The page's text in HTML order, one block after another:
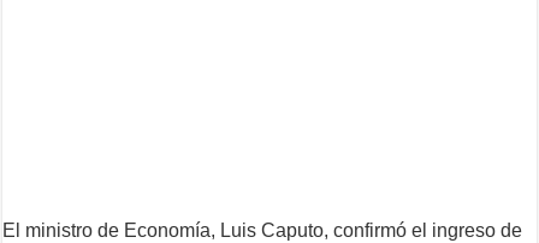
El ministro de Economía, Luis Caputo, confirmó el ingreso de